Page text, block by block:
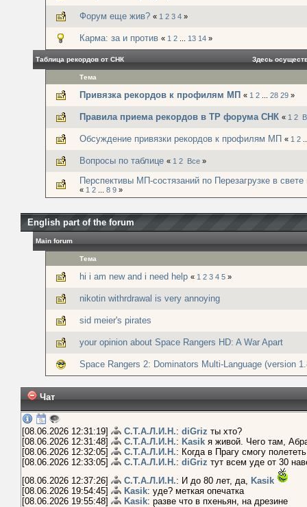
Форум еще жив? « 1 2 3 4 »
Карма: за и против « 1 2 13 14 »
Здесь
Таблица рекордов от СНК
Тема
Привязка рекордов к профилям МП « 1 2 28 29 »
Правила приема рекордов в ТР форума СНК « 1 2
Обсуждение привязки рекордов к профилям МП « 1 2
Вопросы по таблице « 1 2 Все »
Перспективы МП-состязаний по Перезагрузке в свете
« 1 2 8 9 »
English part of the forum
Main forum
Тема
hi i am new and i need help « 1 2 3 4 5 »
nikotin withrdrawal is very annoying
sid meier's pirates
your opinion about Space Rangers HD: A War Apart
Space Rangers 2: Dominators Multi-Language (version
Чат
[08.06.2026 12:31:19] С.Т.А.Л.И.Н.: diGriz ты хто?
[08.06.2026 12:31:48]
С.Т.А.Л.И.Н.: Kasik я живой. Чего там,
[08.06.2026 12:32:05]
С.Т.А.Л.И.Н.: Когда в Прагу смогу
[08.06.2026 12:33:05]
С.Т.А.Л.И.Н.: diGriz тут всем уде от 30
[08.06.2026 12:37:26]
С.Т.А.Л.И.Н.: И до 80 лет, да, Kasik
[08.06.2026 19:54:45]
Kasik: уде? меткая опечатка
[08.06.2026 19:55:48]
Kasik: разве что в пхеньян, на дрезине